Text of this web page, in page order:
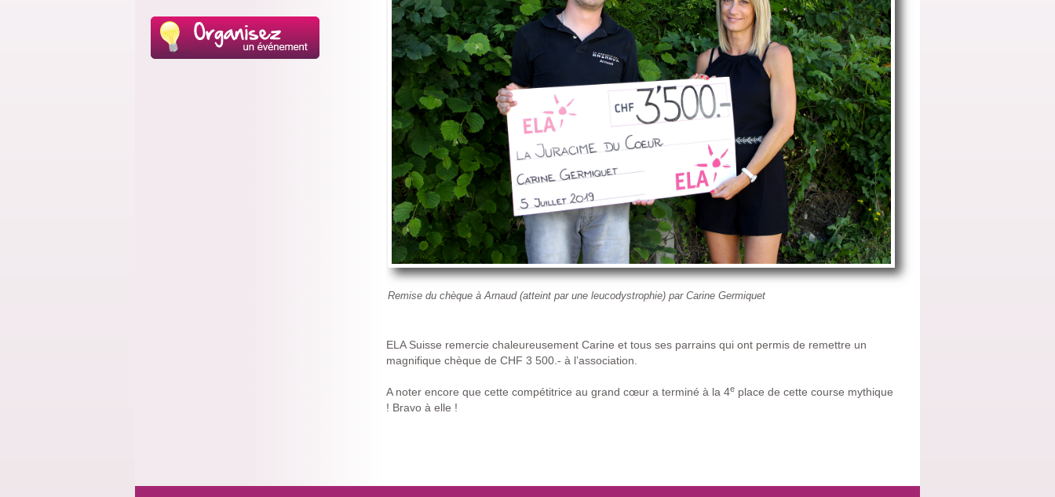
Remise du chèque à Arnaud (atteint par une leucodystrophie) par Carine Germiquet
ELA Suisse remercie chaleureusement Carine et tous ses parrains qui ont permis de remettre un
magnifique chèque de CHF 3 500.- à l’association.
A noter encore que cette compétitrice au grand cœur a terminé à la 4eplace de cette course mythique
! Bravo à elle !